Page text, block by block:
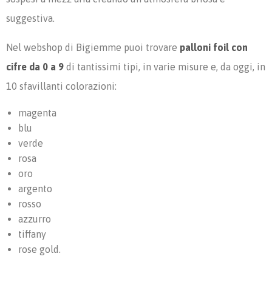
suggestiva.
Nel webshop di Bigiemme puoi trovare palloni foil con
cifre da 0 a 9 di tantissimi tipi, in varie misure e, da oggi, in
10 sfavillanti colorazioni:
magenta
blu
verde
rosa
oro
argento
rosso
azzurro
tiffany
rose gold.